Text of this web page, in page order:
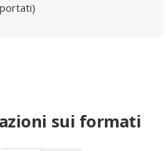
sui formati